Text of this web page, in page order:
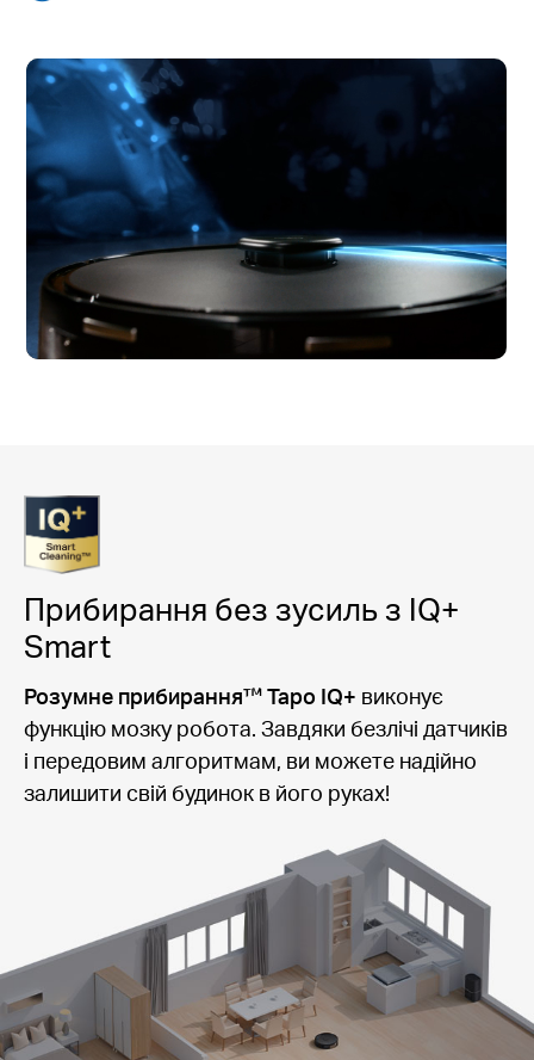
Прибирання без зусиль з IQ+
Smart
Розумне прибирання™ Tapo IQ+ виконує
функцію мозку робота. Завдяки безлічі датчиків
і передовим алгоритмам, ви можете надійно
залишити свій будинок в його руках!